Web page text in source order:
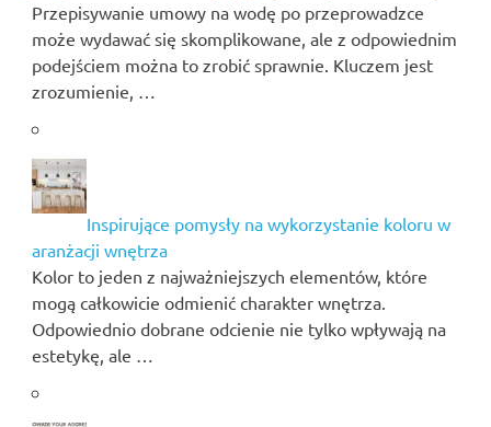
Przepisywanie umowy na wodę po przeprowadzce
może wydawać się skomplikowane, ale z odpowiednim
podejściem można to zrobić sprawnie. Kluczem jest
zrozumienie, …
Inspirujące pomysły na wykorzystanie koloru w
aranżacji wnętrza
Kolor to jeden z najważniejszych elementów, które
mogą całkowicie odmienić charakter wnętrza.
Odpowiednio dobrane odcienie nie tylko wpływają na
estetykę, ale …